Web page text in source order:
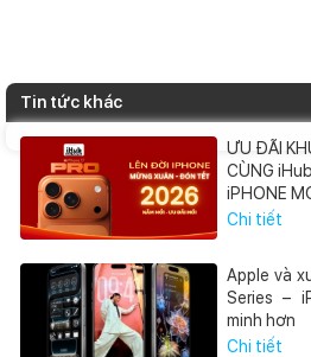
Tin tức khác
ƯU ĐÃI
CÙNG
iPHONE
Chi tiết
Apple và
Series –
minh hơn
Chi tiết